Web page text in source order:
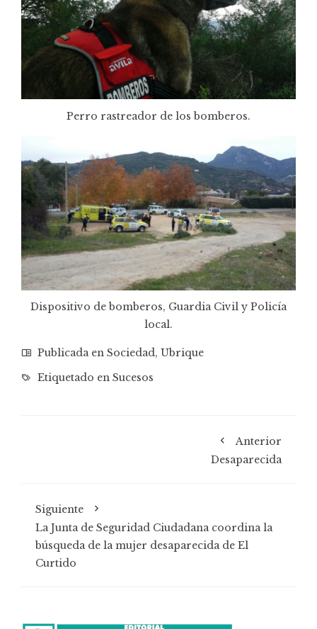
Perro rastreador de los bomberos.
Dispositivo de bomberos, Guardia Civil y Policía
local.
Publicada en Sociedad, Ubrique
Etiquetado en Sucesos
Anterior
Desaparecida
Siguiente
La Junta de Seguridad Ciudadana coordina la
búsqueda de la mujer desaparecida de El
Curtido